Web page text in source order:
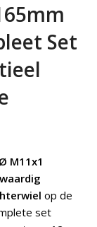
Set
M11x1
op de
set